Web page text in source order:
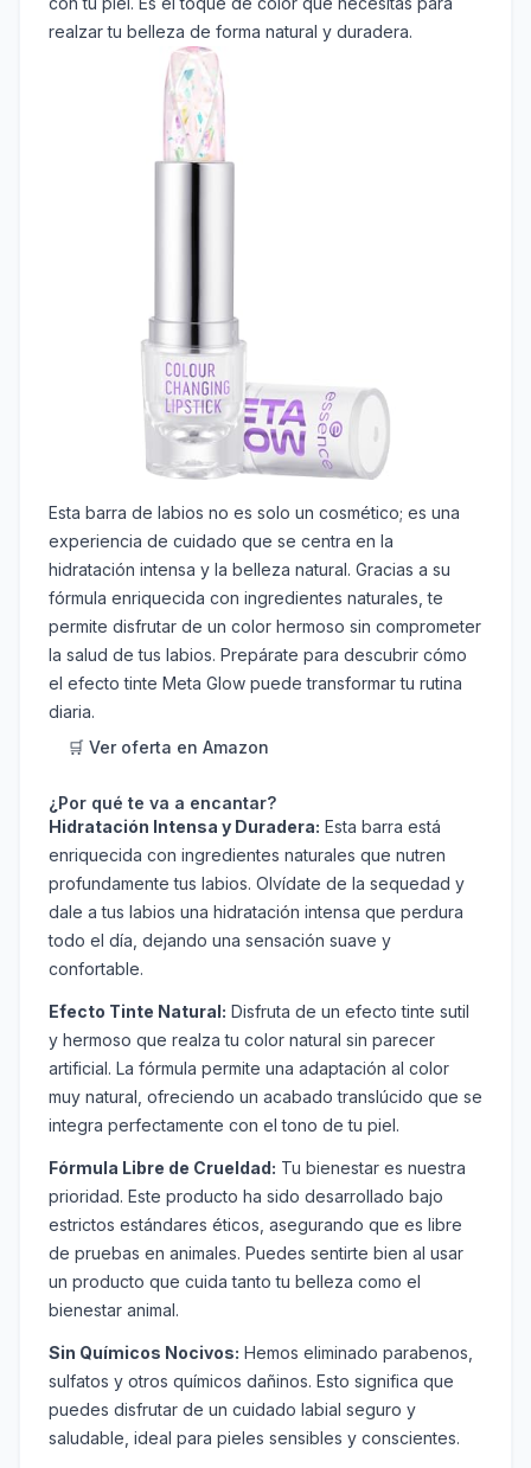
realzar tu belleza de forma natural y duradera.
Esta barra de labios no es solo un cosmético; es una
experiencia de cuidado que se centra en la
hidratación intensa y la belleza natural. Gracias a su
fórmula enriquecida con ingredientes naturales, te
permite disfrutar de un color hermoso sin comprometer
la salud de tus labios. Prepárate para descubrir cómo
el efecto tinte Meta Glow puede transformar tu rutina
diaria.
🛒 Ver oferta en Amazon
¿Por qué te va a encantar?
Hidratación Intensa y Duradera: Esta barra está
enriquecida con ingredientes naturales que nutren
profundamente tus labios. Olvídate de la sequedad y
dale a tus labios una hidratación intensa que perdura
todo el día, dejando una sensación suave y
confortable.
Efecto Tinte Natural: Disfruta de un efecto tinte sutil
y hermoso que realza tu color natural sin parecer
artificial. La fórmula permite una adaptación al color
muy natural, ofreciendo un acabado translúcido que se
integra perfectamente con el tono de tu piel.
Fórmula Libre de Crueldad: Tu bienestar es nuestra
prioridad. Este producto ha sido desarrollado bajo
estrictos estándares éticos, asegurando que es libre
de pruebas en animales. Puedes sentirte bien al usar
un producto que cuida tanto tu belleza como el
bienestar animal.
Sin Químicos Nocivos: Hemos eliminado parabenos,
sulfatos y otros químicos dañinos. Esto significa que
puedes disfrutar de un cuidado labial seguro y
saludable, ideal para pieles sensibles y conscientes.